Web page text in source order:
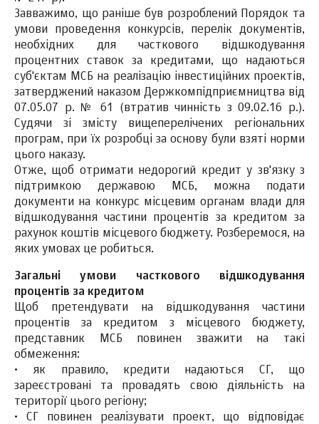
Завважимо, що раніше був розроблений Порядок та
умови проведення конкурсів, перелік документів,
необхідних для часткового відшкодування
процентних ставок за кредитами, що надаються
суб'єктам МСБ на реалізацію інвестиційних проектів,
затверджений наказом Держкомпідприємництва від
07.05.07 р. № 61 (втратив чинність з 09.02.16 р.).
Судячи зі змісту вищеперелічених регіональних
програм, при їх розробці за основу були взяті норми
цього наказу.
Отже, щоб отримати недорогий кредит у зв'язку з
підтримкою державою МСБ, можна подати
документи на конкурс місцевим органам влади для
відшкодування частини процентів за кредитом за
рахунок коштів місцевого бюджету. Розберемося, на
яких умовах це робиться.
Загальні умови часткового відшкодування
процентів за кредитом
Щоб претендувати на відшкодування частини
процентів за кредитом з місцевого бюджету,
представник МСБ повинен зважити на такі
обмеження:
· як правило, кредити надаються СГ, що
зареєстровані та провадять свою діяльність на
території цього регіону;
· СГ повинен реалізувати проект, що відповідає